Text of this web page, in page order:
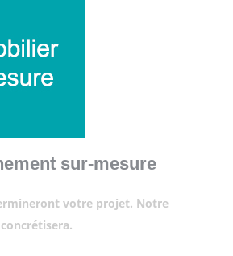
sur-mesure
votre projet. Notre